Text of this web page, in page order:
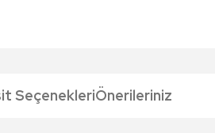
SeçenekleriÖnerileriniz